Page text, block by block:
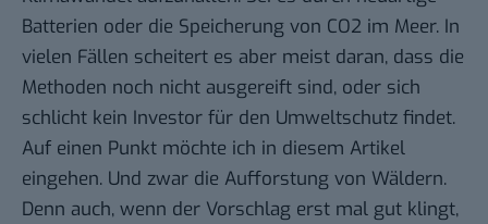
Batterien oder die Speicherung von CO2 im Meer. In
vielen Fällen scheitert es aber meist daran, dass die
Methoden noch nicht ausgereift sind, oder sich
schlicht kein Investor für den Umweltschutz findet.
Auf einen Punkt möchte ich in diesem Artikel
eingehen. Und zwar die Aufforstung von Wäldern.
Denn auch, wenn der Vorschlag erst mal gut klingt,